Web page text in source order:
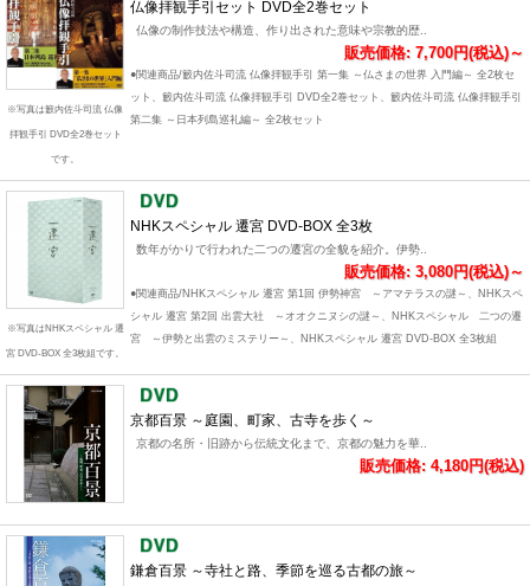
※写真は籔内佐斗司流 仏像
拝観手引 DVD全2巻セット
です。
仏像拝観手引セット DVD全2巻セット
仏像の制作技法や構造、作り出された意味や宗教的歴..
販売価格: 7,700円(税込)～
●関連商品/籔内佐斗司流 仏像拝観手引 第一集 ～仏さまの世界 入門編～ 全2枚セ
ット、籔内佐斗司流 仏像拝観手引 DVD全2巻セット、籔内佐斗司流 仏像拝観手引
第二集 ～日本列島巡礼編～ 全2枚セット
※写真はNHKスペシャル 遷
宮 DVD-BOX 全3枚組です。
NHKスペシャル 遷宮 DVD-BOX 全3枚
数年がかりで行われた二つの遷宮の全貌を紹介。伊勢..
販売価格: 3,080円(税込)～
●関連商品/NHKスペシャル 遷宮 第1回 伊勢神宮 ～アマテラスの謎～、NHKスペ
シャル 遷宮 第2回 出雲大社 ～オオクニヌシの謎～、NHKスペシャル 二つの遷
宮 ～伊勢と出雲のミステリー～、NHKスペシャル 遷宮 DVD-BOX 全3枚組
京都百景 ～庭園、町家、古寺を歩く～
京都の名所・旧跡から伝統文化まで、京都の魅力を華..
販売価格: 4,180円(税込)
鎌倉百景 ～寺社と路、季節を巡る古都の旅～